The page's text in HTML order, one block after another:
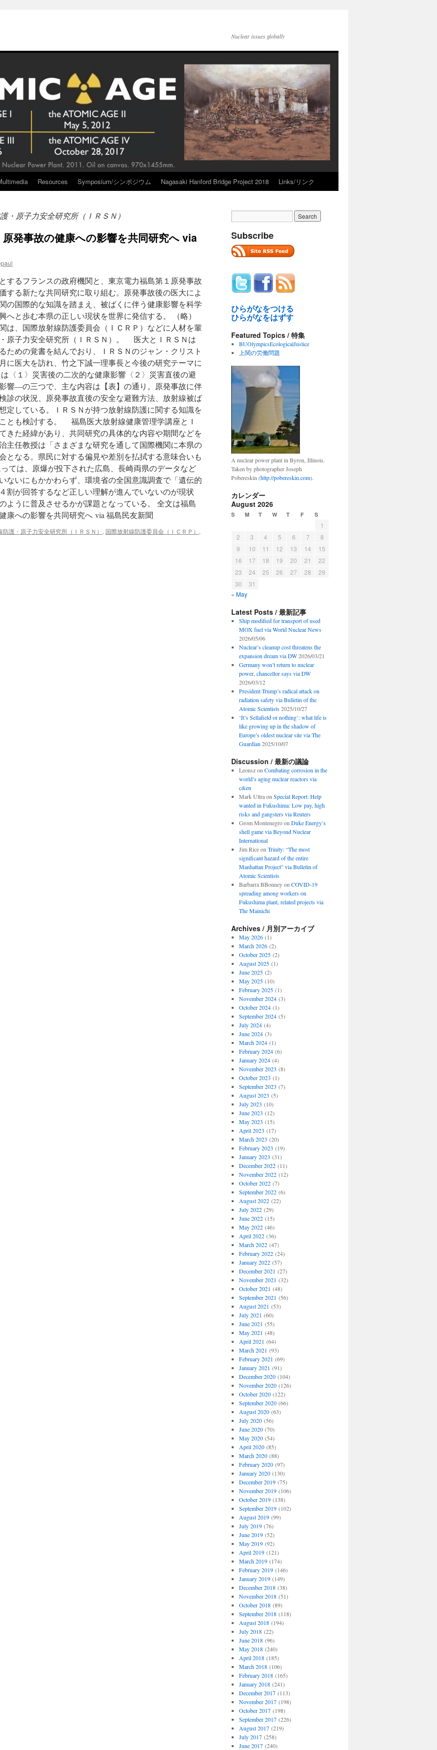
Nuclear issues globally
Resources Symposium/シンポジウム Nagasaki Hanford Bridge Project 2018 Links/リンク
・原子力安全研究所（ＩＲＳＮ）
発事故の健康への影響を共同研究へ via
するフランスの政府機関と、東京電力福島第１原発事故
する新たな共同研究に取り組む。原発事故後の医大によ
の国際的な知識を踏まえ、被ばくに伴う健康影響を科学
へと歩む本県の正しい現状を世界に発信する。 （略）
は、国際放射線防護委員会（ＩＣＲＰ）などに人材を輩
原子力安全研究所（ＩＲＳＮ）。 医大とＩＲＳＮは
ための覚書を結んでおり、ＩＲＳＮのジャン・クリスト
に医大を訪れ、竹之下誠一理事長と今後の研究テーマに
１〉災害後の二次的な健康影響〈２〉災害直後の避
響―の三つで、主な内容は【表】の通り。原発事故に伴
診の状況、原発事故直後の安全な避難方法、放射線被ば
定している。ＩＲＳＮが持つ放射線防護に関する知識を
とも検討する。 福島医大放射線健康管理学講座とＩ
きた経緯があり、共同研究の具体的な内容や期間などを
主任教授は「さまざまな研究を通して国際機関に本県の
となる。県民に対する偏見や差別を払拭する意味合いも
は、原爆が投下された広島、長崎両県のデータなど
ないにもかかわらず、環境省の全国意識調査で「遺伝的
割が回答するなど正しい理解が進んでいないのが現状
ように普及させるかが課題となっている。 全文は福島
康への影響を共同研究へ via 福島民友新聞
防護・原子力安全研究所（ＩＲＳＮ） , 国際放射線防護委員会（ＩＣＲＰ） ,
Subscribe
ひらがなをつける
ひらがなをはずす
Featured Topics / 特集
BUOlympicsEcologicalJustice
上関の労働問題
A nuclear power plant in Byron, Illinois.
Taken by photographer Joseph
Pobereskin (http://pobereskin.com).
カレンダー
August 2026
S M T W T F S
1
2
3 4 5 6 7
8
9
10 11 12 13 14
15
16
17 18 19 20 21
22
23
24 25 26 27 28
29
30
31
« May
Latest Posts / 最新記事
Ship modified for transport of used
MOX fuel via World Nuclear News
2026/05/06
Nuclear’s cleanup cost threatens the
expansion dream via DW 2026/03/21
Germany won’t return to nuclear
power, chancellor says via DW
2026/03/12
President Trump’s radical attack on
radiation safety via Bulletin of the
Atomic Scientists 2025/10/27
‘It’s Sellafield or nothing’: what life is
like growing up in the shadow of
Europe’s oldest nuclear site via The
Guardian 2025/10/07
Discussion / 最新の議論
Leonszon Combating corrosion in the
world’s aging nuclear reactors via
c&en
Mark Ultraon Special Report: Help
wanted in Fukushima: Low pay, high
risks and gangsters via Reuters
Grom Montenegroon Duke Energy’s
shell game via Beyond Nuclear
International
Jim Riceon Trinity: “The most
significant hazard of the entire
Manhattan Project” via Bulletin of
Atomic Scientists
Barbarra BBonneyon COVID-19
spreading among workers on
Fukushima plant, related projects via
The Mainichi
Archives / 月別アーカイブ
May 2026(1)
March 2026(2)
October 2025(2)
August 2025(1)
June 2025(2)
May 2025(10)
February 2025(1)
November 2024(3)
October 2024(1)
September 2024(5)
July 2024(4)
June 2024(3)
March 2024(1)
February 2024(6)
January 2024(4)
November 2023 (8)
October 2023 (1)
September 2023 (7)
August 2023 (5)
July 2023 (10)
June 2023 (12)
May 2023 (15)
April 2023 (17)
March 2023 (20)
February 2023 (19)
January 2023 (31)
December 2022(11)
November 2022(12)
October 2022(7)
September 2022(6)
August 2022(22)
July 2022(29)
June 2022(15)
May 2022(46)
April 2022(36)
March 2022(47)
February 2022(24)
January 2022(57)
December 2021 (27)
November 2021 (32)
October 2021 (48)
September 2021 (56)
August 2021 (53)
July 2021 (60)
June 2021 (55)
May 2021 (48)
April 2021 (64)
March 2021 (93)
February 2021 (69)
January 2021 (91)
December 2020(104)
November 2020(126)
October 2020(122)
September 2020(66)
August 2020(63)
July 2020(56)
June 2020(70)
May 2020(54)
April 2020(85)
March 2020(88)
February 2020(97)
January 2020(130)
December 2019(75)
November 2019(106)
October 2019(138)
September 2019(102)
August 2019(99)
July 2019(76)
June 2019(52)
May 2019(92)
April 2019(121)
March 2019(174)
February 2019(146)
January 2019(149)
December 2018(38)
November 2018(51)
October 2018(89)
September 2018(118)
August 2018(194)
July 2018(22)
June 2018(96)
May 2018(240)
April 2018(185)
March 2018(106)
February 2018(165)
January 2018(241)
December 2017(113)
November 2017(198)
October 2017(198)
September 2017(226)
August 2017(219)
July 2017(258)
June 2017(240)